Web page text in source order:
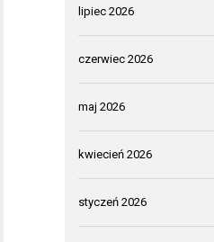
lipiec 2026
czerwiec 2026
maj 2026
kwiecień 2026
styczeń 2026